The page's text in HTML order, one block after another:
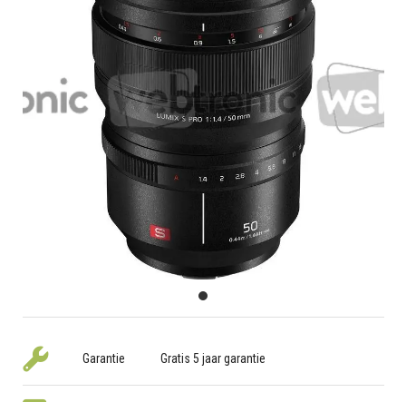
Garantie Gratis 5 jaar garantie